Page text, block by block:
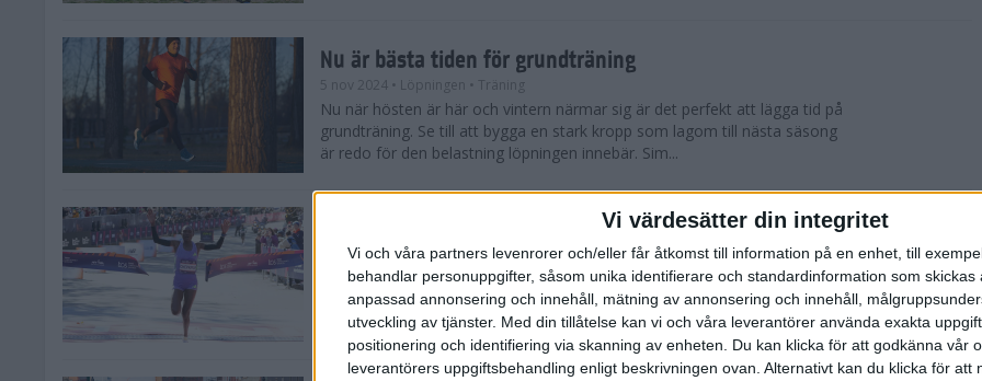
Vi värdesätter din integritet
Vi och våra partners levenrorer och/eller får åtkomst till information på en enhet, till
behandlar personuppgifter, såsom unika identifierare och standardinformation som skickas
anpassad annonsering och innehåll, mätning av annonsering och innehåll,
utveckling av tjänster. Med din tillåtelse kan vi och våra leverantörer använda exakta
positionering och identifiering via skanning av enheten. Du kan klicka för att godkänna vår
leverantörers uppgiftsbehandling enligt beskrivningen ovan. Alternativt kan du klicka för att
Nu är bästa tiden för grundträning
5 nov 2024 • Löpningen • Träning
Nu när hösten är här och vintern närmar sig är det perfekt att lägga tid på
grundträning. Se till att bygga en stark kropp som lagom till nästa säsong
är redo för den belastning löpningen innebär. Sim...
Nya vinnare i New York City Marathon
3 nov 2024
Efter tuffa spurtstrider blev det nya vinnare i både herr- och damklassen i
världens ledande marathonlopp TCS New York City Marathon som
avgjordes på söndagen i skönt löparväder med solsken, cirka 12 ...